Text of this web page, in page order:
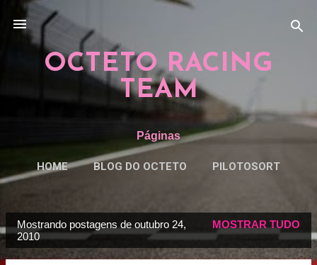
OCTETO RACING
TEAM
Páginas
HOME BLOG DO OCTETO PILOTOSORT
P
o
Mostrando postagens de outubro 24,
2010
MOSTRAR TUDO